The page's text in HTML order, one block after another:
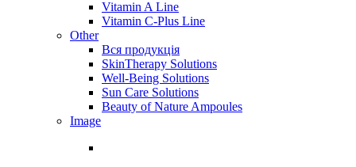
Vitamin A Line
Vitamin C-Plus Line
Other
Вся продукція
SkinTherapy Solutions
Well-Being Solutions
Sun Care Solutions
Beauty of Nature Ampoules
Image